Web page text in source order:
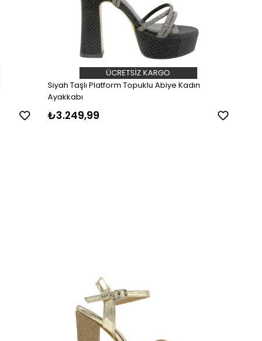
Siyah Taşlı Platform Topuklu Abiye Kadın
Ayakkabı
₺3.249,99
ÜCRETSIZ KARGO